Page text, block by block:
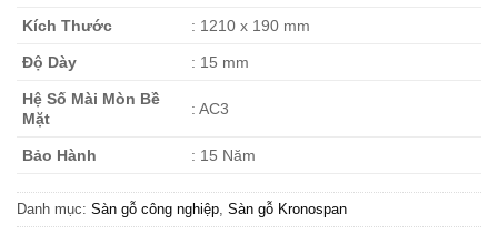
Kích Thước : 1210 x 190 mm
Độ Dày : 15 mm
Hệ Số Mài Mòn Bề
Mặt
: AC3
Bảo Hành : 15 Năm
Danh mục: Sàn gỗ công nghiệp, Sàn gỗ Kronospan